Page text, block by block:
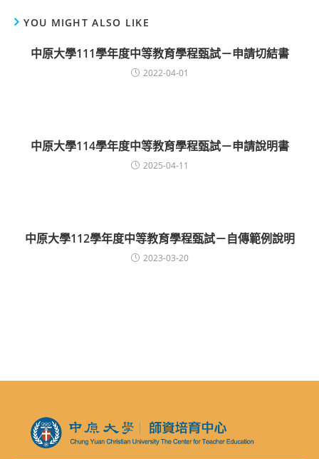
YOU MIGHT ALSO LIKE
中原大學111學年度中等教育學程甄試－申請切結書
2022-04-01
中原大學114學年度中等教育學程甄試－申請說明書
2025-04-11
中原大學112學年度中等教育學程甄試－自傳範例說明
2023-03-20